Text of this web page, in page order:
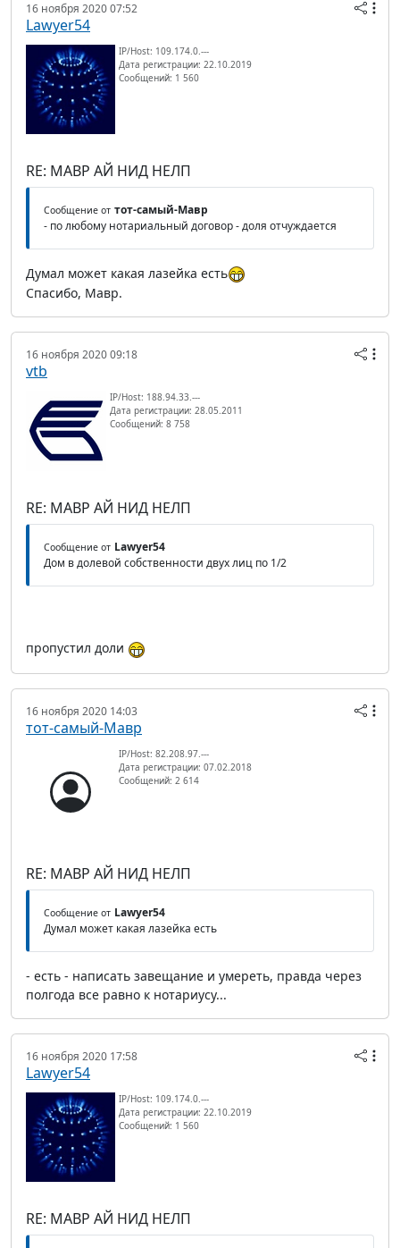
16 ноября 2020 07:52
Lawyer54
IP/Host: 109.174.0.---
Дата регистрации: 22.10.2019
Сообщений: 1 560
RE: МАВР АЙ НИД НЕЛП
Сообщение от тот-самый-Мавр
- по любому нотариальный договор - доля отчуждается
Думал может какая лазейка есть
Спасибо, Мавр.
16 ноября 2020 09:18
vtb
IP/Host: 188.94.33.---
Дата регистрации: 28.05.2011
Сообщений: 8 758
RE: МАВР АЙ НИД НЕЛП
Сообщение от Lawyer54
Дом в долевой собственности двух лиц по 1/2
пропустил доли
16 ноября 2020 14:03
тот-самый-Мавр
IP/Host: 82.208.97.---
Дата регистрации: 07.02.2018
Сообщений: 2 614
RE: МАВР АЙ НИД НЕЛП
Сообщение от Lawyer54
Думал может какая лазейка есть
- есть - написать завещание и умереть, правда через
полгода все равно к нотариусу...
16 ноября 2020 17:58
Lawyer54
IP/Host: 109.174.0.---
Дата регистрации: 22.10.2019
Сообщений: 1 560
RE: МАВР АЙ НИД НЕЛП